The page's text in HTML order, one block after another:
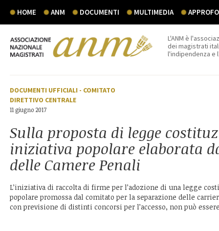
HOME ANM DOCUMENTI MULTIMEDIA
L'ANM è
dei magistrati
l'indipendenza e
DOCUMENTI UFFICIALI - COMITATO
DIRETTIVO CENTRALE
11 giugno 2017
Sulla proposta di legge
iniziativa popolare elaborata
delle Camere Penali
L’iniziativa di raccolta di firme per l’adozione di una legge
popolare promossa dal comitato per la separazione delle
con previsione di distinti concorsi per l’accesso, non può